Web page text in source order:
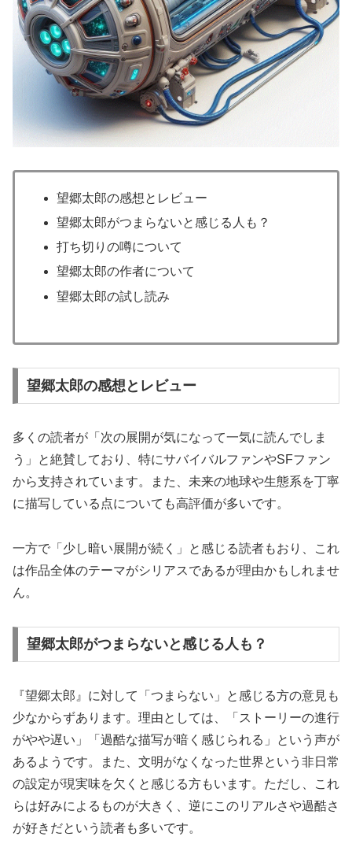
望郷太郎の感想とレビュー
望郷太郎がつまらないと感じる人も？
打ち切りの噂について
望郷太郎の作者について
望郷太郎の試し読み
望郷太郎の感想とレビュー
多くの読者が「次の展開が気になって一気に読んでしま
う」と絶賛しており、特にサバイバルファンやSFファン
から支持されています。また、未来の地球や生態系を丁寧
に描写している点についても高評価が多いです。
一方で「少し暗い展開が続く」と感じる読者もおり、これ
は作品全体のテーマがシリアスであるが理由かもしれませ
ん。
望郷太郎がつまらないと感じる人も？
『望郷太郎』に対して「つまらない」と感じる方の意見も
少なからずあります。理由としては、「ストーリーの進行
がやや遅い」「過酷な描写が暗く感じられる」という声が
あるようです。また、文明がなくなった世界という非日常
の設定が現実味を欠くと感じる方もいます。ただし、これ
らは好みによるものが大きく、逆にこのリアルさや過酷さ
が好きだという読者も多いです。